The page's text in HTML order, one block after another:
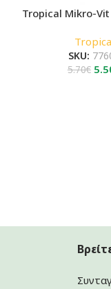
Tropical Mikro-
SKU:
5.70€